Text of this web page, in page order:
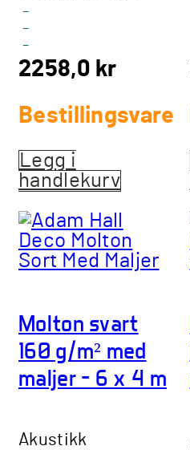
-
-
-
2258,0 kr
Bestillingsvare
Legg i
handlekurv
Molton svart
160 g/m² med
maljer – 6 x 4 m
Akustikk